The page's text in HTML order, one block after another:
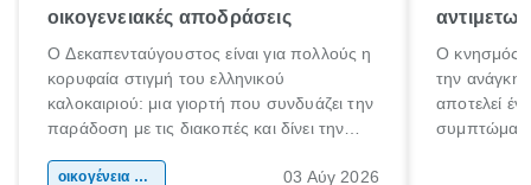
οικογενειακές αποδράσεις
Ο Δεκαπενταύγουστος είναι για πολλούς η
κορυφαία στιγμή του ελληνικού
καλοκαιριού: μια γιορτή που συνδυάζει την
παράδοση με τις διακοπές και δίνει την
χώρας. Είτε πρόκειται για λίγες μέρες
οικογένεια & παιδί 03 Αύγ 2026
Ο κνησμός
την ανάγκη
αποτελεί